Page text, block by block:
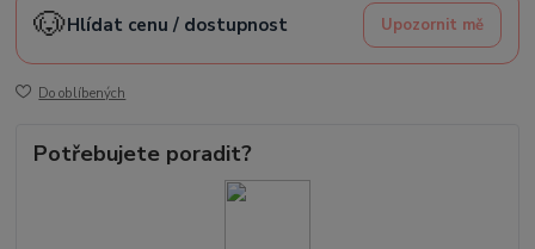
🐶Hlídat cenu / dostupnost Upozornit mě
Do oblíbených
Potřebujete poradit?